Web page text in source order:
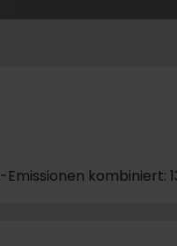
merken
-Emissionen kombiniert: